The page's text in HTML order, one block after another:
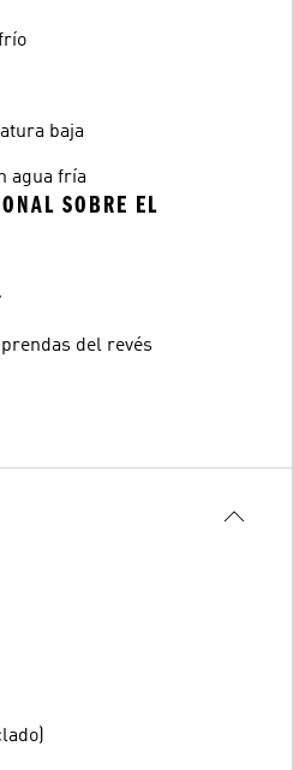
baja
agua fría
SOBRE EL
del revés